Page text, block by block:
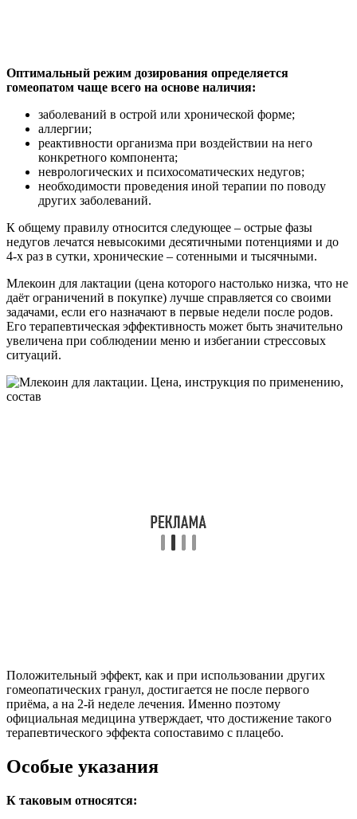
Оптимальный режим дозирования определяется
гомеопатом чаще всего на основе наличия:
заболеваний в острой или хронической форме;
аллергии;
реактивности организма при воздействии на него
конкретного компонента;
неврологических и психосоматических недугов;
необходимости проведения иной терапии по поводу
других заболеваний.
К общему правилу относится следующее – острые фазы
недугов лечатся невысокими десятичными потенциями и до
4-х раз в сутки, хронические – сотенными и тысячными.
Млекоин для лактации (цена которого настолько низка, что не
даёт ограничений в покупке) лучше справляется со своими
задачами, если его назначают в первые недели после родов.
Его терапевтическая эффективность может быть значительно
увеличена при соблюдении меню и избегании стрессовых
ситуаций.
Положительный эффект, как и при использовании других
гомеопатических гранул, достигается не после первого
приёма, а на 2-й неделе лечения. Именно поэтому
официальная медицина утверждает, что достижение такого
терапевтического эффекта сопоставимо с плацебо.
Особые указания
К таковым относятся: